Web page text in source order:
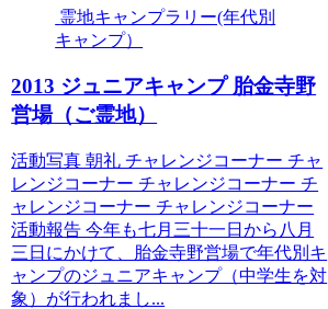
霊地キャンプラリー(年代別
キャンプ）
2013 ジュニアキャンプ 胎金寺野
営場（ご霊地）
活動写真 朝礼 チャレンジコーナー チャ
レンジコーナー チャレンジコーナー チ
ャレンジコーナー チャレンジコーナー
活動報告 今年も七月三十一日から八月
三日にかけて、胎金寺野営場で年代別キ
ャンプのジュニアキャンプ（中学生を対
象）が行われまし...